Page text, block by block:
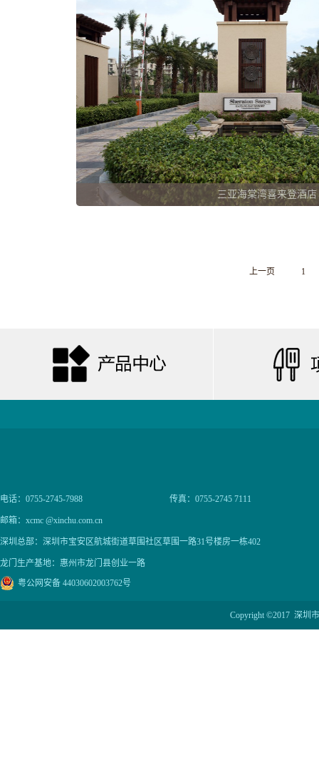
上一页 1
深圳总部：深圳市宝安区航城街道草围社区草围一路31号楼房一栋402
龙门生产基地：惠州市龙门县创业一路
电话：0755-2745-7988 传真：0755-2745 7111
邮箱：xcmc @xinchu.com.cn
粤公网安备 44030602003762号
Copyright ©2017 深圳